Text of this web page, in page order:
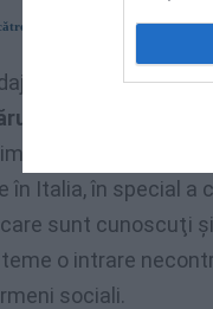
Londra. Fluxul de italieni l-a
de imigranţi din
ce predomină o
în Italia, în special
sunt cunoscuţi
o intrare
sociali.